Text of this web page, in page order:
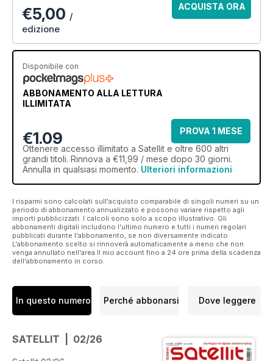
€5,00 /
edizione
ACQUISTA ORA
Disponibile con
ABBONAMENTO ALLA LETTURA
ILLIMITATA
€1.09
PROVA 1 MESE
Ottenere accesso illimitato a Satellit e oltre 600 altri
grandi titoli. Rinnova a €11,99 / mese dopo 30 giorni.
Annulla in qualsiasi momento. Ulteriori informazioni
I risparmi sono calcolati sull'acquisto comparabile di singoli numeri su un
periodo di abbonamento annualizzato e possono variare rispetto agli
importi pubblicizzati. I calcoli sono solo a scopo illustrativo. Gli
abbonamenti digitali includono l'ultimo numero e tutti i numeri regolari
pubblicati durante l'abbonamento, se non diversamente indicato.
L'abbonamento scelto si rinnoverà automaticamente a meno che non
venga annullato nell'area Il mio account fino a 24 ore prima della scadenza
dell'abbonamento in corso.
In questo numero Perché abbonarsi Dove leggere
SATELLIT | 02/26